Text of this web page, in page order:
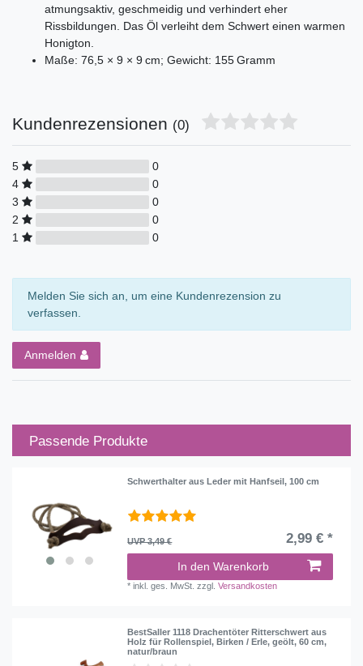
atmungsaktiv, geschmeidig und verhindert eher
Rissbildungen. Das Öl verleiht dem Schwert einen warmen
Honigton.
Maße: 76,5 × 9 × 9 cm; Gewicht: 155 Gramm
Kundenrezensionen (0)
5
0
4
0
3
0
2
0
1
0
Melden Sie sich an, um eine Kundenrezension zu
verfassen.
Anmelden
Passende Produkte
Schwerthalter aus Leder mit Hanfseil, 100 cm
UVP 3,49 € 2,99 € *
In den Warenkorb
*inkl. ges. MwSt. zzgl.Versandkosten
BestSaller 1118 Drachentöter Ritterschwert aus
Holz für Rollenspiel, Birken / Erle, geölt, 60 cm,
natur/braun